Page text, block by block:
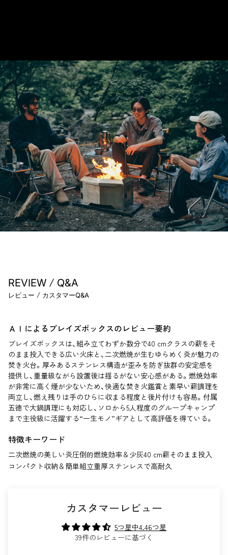
REVIEW / Q&A
レビュー / カスタマーQ&A
ＡＩによるブレイズボックスのレビュー要約
ブレイズボックスは、組み立てわずか数分で40 cmクラスの薪をそ
のまま投入できる広い火床と、二次燃焼が生むゆらめく炎が魅力の
焚き火台。厚みあるステンレス構造が歪みを防ぎ抜群の安定感を
提供し、重量級ながら設置後は揺るがない安心感がある。燃焼効率
が非常に高く煙が少ないため、快適な焚き火鑑賞と素早い薪調理を
両立し、燃え残りは手のひらに収まる程度と後片付けも容易。付属
五徳で大鍋調理にも対応し、ソロから5人程度のグループキャンプ
まで主役級に活躍する“一生モノ”ギアとして高評価を得ている。
特徴キーワード
二次燃焼の美しい炎圧倒的燃焼効率＆少灰40 cm薪そのまま投入
コンパクト収納＆簡単組立重厚ステンレスで高耐久
カスタマーレビュー
5つ星中4.46つ星
39件のレビューに基づく